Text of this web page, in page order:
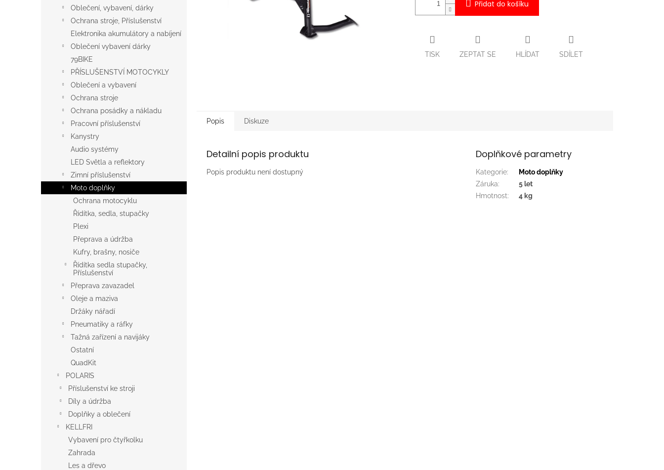
Oblečení, vybavení, dárky
Ochrana stroje, Příslušenství
Elektronika akumulátory a nabíjení
Oblečení vybavení dárky
79BIKE
PŘÍSLUŠENSTVÍ MOTOCYKLY
Oblečení a vybavení
Ochrana stroje
Ochrana posádky a nákladu
Pracovní příslušenství
Kanystry
Audio systémy
LED Světla a reflektory
Zimní příslušenství
Moto doplňky
Ochrana motocyklu
Řídítka, sedla, stupačky
Plexi
Přeprava a údržba
Kufry, brašny, nosiče
Řídítka sedla stupačky,
Příslušenství
Přeprava zavazadel
Oleje a maziva
Držáky nářadí
Pneumatiky a ráfky
Tažná zařízení a navijáky
Ostatní
QuadKit
POLARIS
Příslušenství ke stroji
Díly a údržba
Doplňky a oblečení
KELLFRI
Vybavení pro čtyřkolku
Zahrada
Les a dřevo
Přidat do košíku
TISK ZEPTAT SE HLÍDAT SDÍLET
Popis Diskuze
Detailní popis produktu
Popis produktu není dostupný
Doplňkové parametry
Kategorie:
Moto doplňky
Záruka:
5 let
Hmotnost: 4 kg